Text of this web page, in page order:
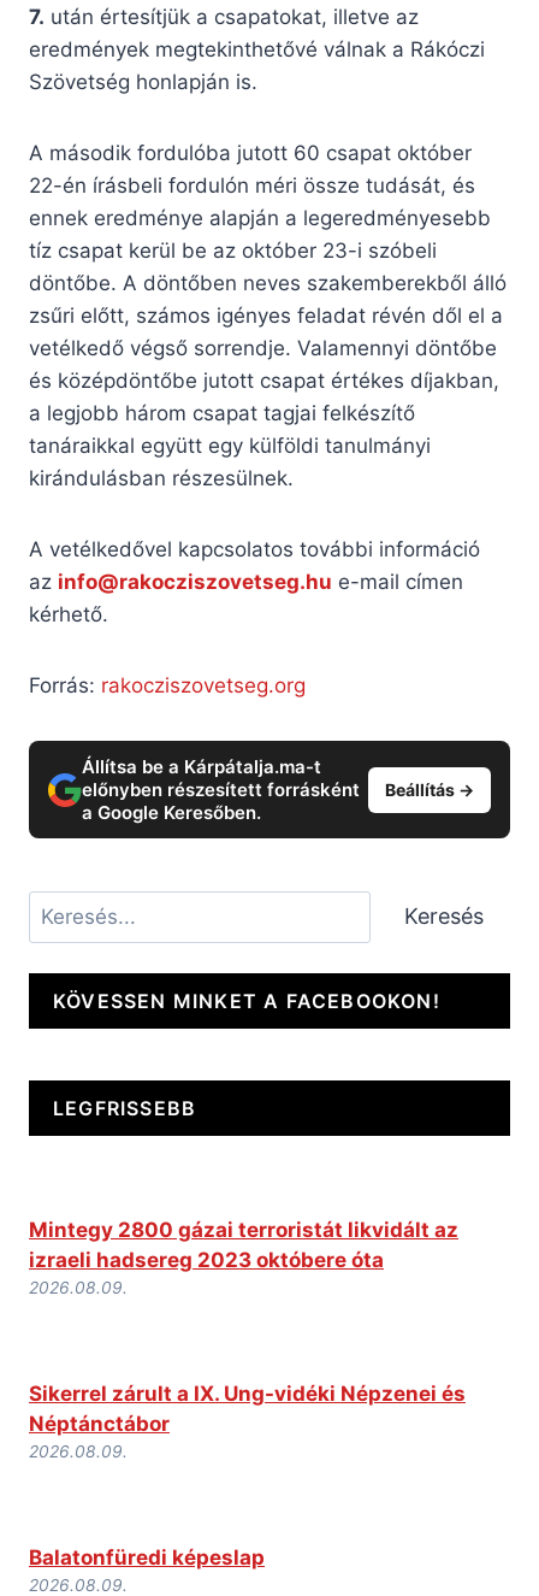
7. után értesítjük a csapatokat, illetve az
eredmények megtekinthetővé válnak a Rákóczi
Szövetség honlapján is.
A második fordulóba jutott 60 csapat október
22-én írásbeli fordulón méri össze tudását, és
ennek eredménye alapján a legeredményesebb
tíz csapat kerül be az október 23-i szóbeli
döntőbe. A döntőben neves szakemberekből álló
zsűri előtt, számos igényes feladat révén dől el a
vetélkedő végső sorrendje. Valamennyi döntőbe
és középdöntőbe jutott csapat értékes díjakban,
a legjobb három csapat tagjai felkészítő
tanáraikkal együtt egy külföldi tanulmányi
kirándulásban részesülnek.
A vetélkedővel kapcsolatos további információ
az info@rakocziszovetseg.hu e-mail címen
kérhető.
Forrás: rakocziszovetseg.org
Állítsa be a Kárpátalja.ma-t
előnyben részesített forrásként
a Google Keresőben.
Beállítás →
Keresés Keresés
KÖVESSEN MINKET A FACEBOOKON!
LEGFRISSEBB
Mintegy 2800 gázai terroristát likvidált az
izraeli hadsereg 2023 októbere óta
2026.08.09.
Sikerrel zárult a IX. Ung-vidéki Népzenei és
Néptánctábor
2026.08.09.
Balatonfüredi képeslap
2026.08.09.